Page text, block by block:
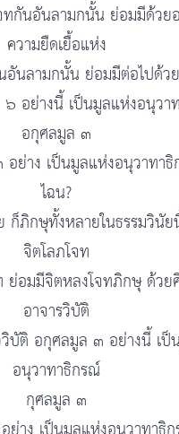
ทกันอันลามกนั้น ย่อมมีด้วย
ความยืดเยื้อแห่ง
อันลามกนั้น ย่อมมีต่อไปด้ว
๖ อย่างนี้ เป็นมูลแห่งอนุวา
อกุศลมูล ๓
าง เป็นมูลแห่งอนุวาทาธิ
ไฉน?
ภิกษุทั้งหลายในธรรมวินั
จิตโลภโจท
ย่อมมีจิตหลงโจทภิกษุ ด้ว
อาจารวิบัติ
บัติ อกุศลมูล ๓ อย่างนี้ เป็
อนุวาทาธิกรณ์
กุศลมูล ๓